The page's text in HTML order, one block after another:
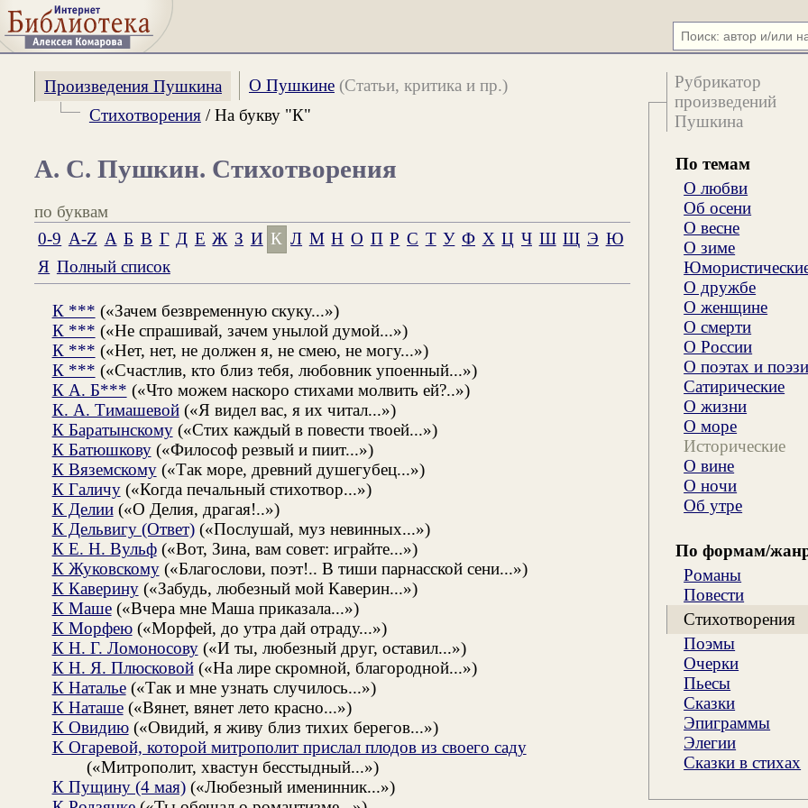
Рубрикатор
произведений
Пушкина
По темам
О любви
Об осени
О весне
О зиме
О дружбе
О женщине
О смерти
О России
О поэтах и
Сатирические
О жизни
О море
Исторические
О вине
О ночи
Об утре
По формам/
Романы
Повести
Стихотворения
Поэмы
Очерки
Пьесы
Сказки
Эпиграммы
Элегии
Сказки в стихах
Произведения Пушкина О Пушкине(Статьи, критика и пр.)
Стихотворения/ На букву "К"
А. С. Пушкин. Стихотворения
по буквам
0-9 A-Z А Б В Г Д Е Ж З И К Л М Н О П Р С Т У Ф Х Ц Ч Ш Щ Э Ю
Я Полный список
К *** («Зачем безвременную скуку...»)
К *** («Не спрашивай, зачем унылой думой...»)
К *** («Нет, нет, не должен я, не смею, не могу...»)
К *** («Счастлив, кто близ тебя, любовник упоенный...»)
К А. Б*** («Что можем наскоро стихами молвить ей?..»)
К. А. Тимашевой(«Я видел вас, я их читал...»)
К Баратынскому(«Стих каждый в повести твоей...»)
К Батюшкову(«Философ резвый и пиит...»)
К Вяземскому(«Так море, древний душегубец...»)
К Галичу(«Когда печальный стихотвор...»)
К Делии(«О Делия, драгая!..»)
К Дельвигу (Ответ)(«Послушай, муз невинных...»)
К Е. Н. Вульф(«Вот, Зина, вам совет: играйте...»)
К Жуковскому(«Благослови, поэт!.. В тиши парнасской сени...»)
К Каверину(«Забудь, любезный мой Каверин...»)
К Маше(«Вчера мне Маша приказала...»)
К Морфею(«Морфей, до утра дай отраду...»)
К Н. Г. Ломоносову(«И ты, любезный друг, оставил...»)
К Н. Я. Плюсковой(«На лире скромной, благородной...»)
К Наталье(«Так и мне узнать случилось...»)
К Наташе(«Вянет, вянет лето красно...»)
К Овидию(«Овидий, я живу близ тихих берегов...»)
К Огаревой, которой митрополит прислал плодов из своего саду
(«Митрополит, хвастун бесстыдный...»)
К Пущину (4 мая)(«Любезный именинник...»)